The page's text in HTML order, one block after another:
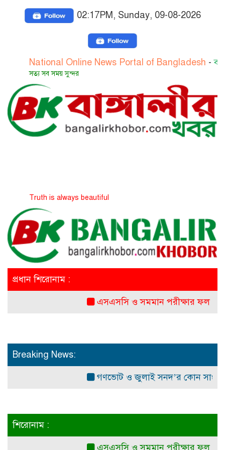
02:17PM, Sunday, 09-08-2026
Online News Portal of Bangladesh-
সব সময় সুন্দর
is always beautiful
প্রধান শিরোনাম :
এসএসসি ও সমমান পরীক্ষার ফল প্রকাশ
Breaking News:
গণভোট ও জুলাই সনদ’র কোন
শিরোনাম :
এসএসসি ও সমমান পরীক্ষার ফল প্রকাশ